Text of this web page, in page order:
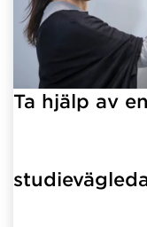
Ta hjälp av en